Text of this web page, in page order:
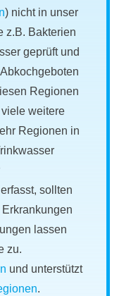
) nicht in unser
z.B. Bakterien
geprüft und
Regionen
weitere
Regionen in
sollten
lassen
zu.
und unterstützt
.